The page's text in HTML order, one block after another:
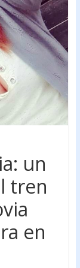
un
tren
en